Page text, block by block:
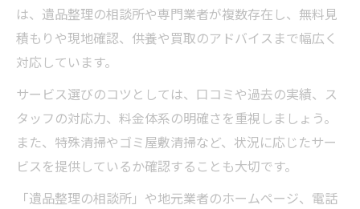
は、遺品整理の相談所や専門業者が複数存在し、無料見
積もりや現地確認、供養や買取のアドバイスまで幅広く
対応しています。
サービス選びのコツとしては、口コミや過去の実績、ス
タッフの対応力、料金体系の明確さを重視しましょう。
また、特殊清掃やゴミ屋敷清掃など、状況に応じたサー
ビスを提供しているか確認することも大切です。
「遺品整理の相談所」や地元業者のホームページ、電話